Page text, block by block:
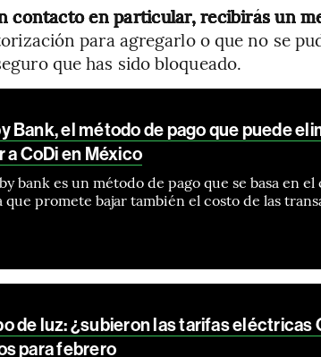
contacto en particular, recibirás un
para agregarlo o que no se
que has sido bloqueado.
Bank, el método de pago que puede
a CoDi en México
bank es un método de pago que se basa en
que promete bajar también el costo de las
de luz: ¿subieron las tarifas eléctricas
para febrero